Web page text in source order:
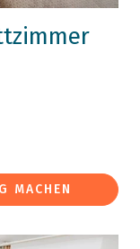
MACHEN